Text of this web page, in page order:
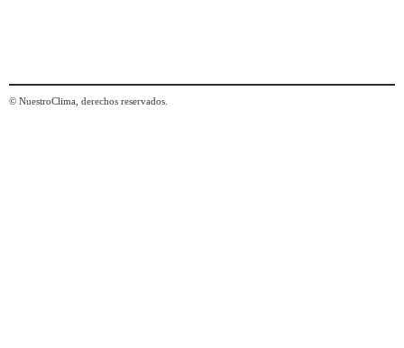
© NuestroClima, derechos reservados.